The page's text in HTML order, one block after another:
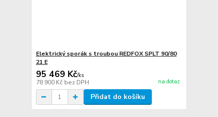
Elektrický sporák s troubou REDFOX SPLT 90/80
21 E
95 469 Kč/ks
78 900 Kč bez DPH na dotaz
Přidat do košíku